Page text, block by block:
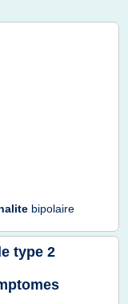
bipolaire
type 2